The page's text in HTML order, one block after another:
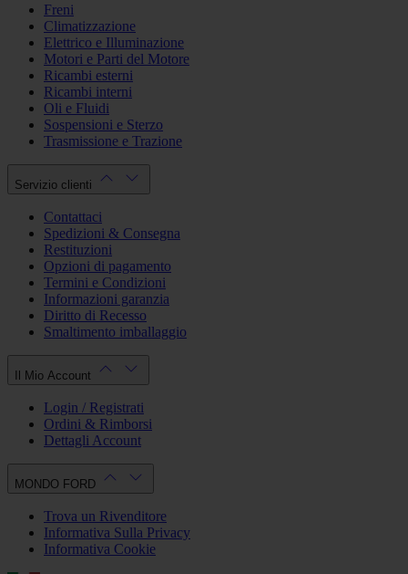
Freni
Climatizzazione
Elettrico e Illuminazione
Motori e Parti del Motore
Ricambi esterni
Ricambi interni
Oli e Fluidi
Sospensioni e Sterzo
Trasmissione e Trazione
Servizio clienti
Contattaci
Spedizioni & Consegna
Restituzioni
Opzioni di pagamento
Termini e Condizioni
Informazioni garanzia
Diritto di Recesso
Smaltimento imballaggio
Il Mio Account
Login / Registrati
Ordini & Rimborsi
Dettagli Account
MONDO FORD
Trova un Rivenditore
Informativa Sulla Privacy
Informativa Cookie